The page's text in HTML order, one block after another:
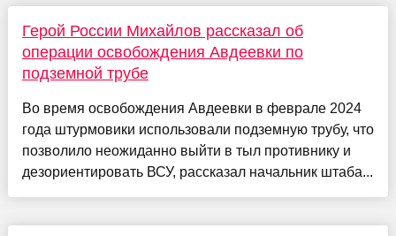
Герой России Михайлов рассказал об
операции освобождения Авдеевки по
подземной трубе
Во время освобождения Авдеевки в феврале 2024
года штурмовики использовали подземную трубу, что
позволило неожиданно выйти в тыл противнику и
дезориентировать ВСУ, рассказал начальник штаба...